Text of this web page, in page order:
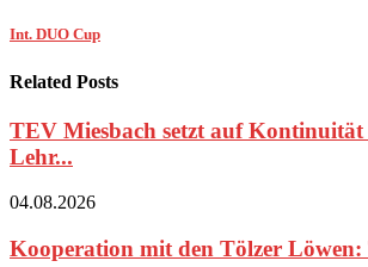
Int. DUO Cup
Related Posts
TEV Miesbach setzt auf Kontinuität
Lehr...
04.08.2026
Kooperation mit den Tölzer